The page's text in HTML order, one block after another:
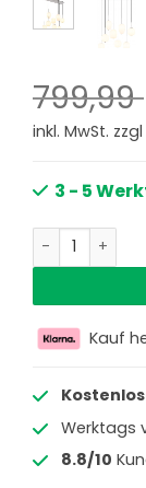
799,99
inkl. MwSt. zzgl
3 - 5
Klassische
Kauf
Werktags
8.8/10